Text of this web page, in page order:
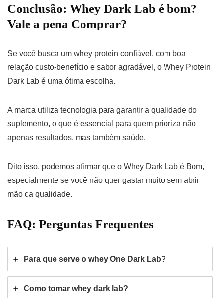
Conclusão: Whey Dark Lab é bom?
Vale a pena Comprar?
Se você busca um whey protein confiável, com boa
relação custo-benefício e sabor agradável, o Whey Protein
Dark Lab é uma ótima escolha.
A marca utiliza tecnologia para garantir a qualidade do
suplemento, o que é essencial para quem prioriza não
apenas resultados, mas também saúde.
Dito isso, podemos afirmar que o Whey Dark Lab é Bom,
especialmente se você não quer gastar muito sem abrir
mão da qualidade.
FAQ: Perguntas Frequentes
Para que serve o whey One Dark Lab?
Como tomar whey dark lab?